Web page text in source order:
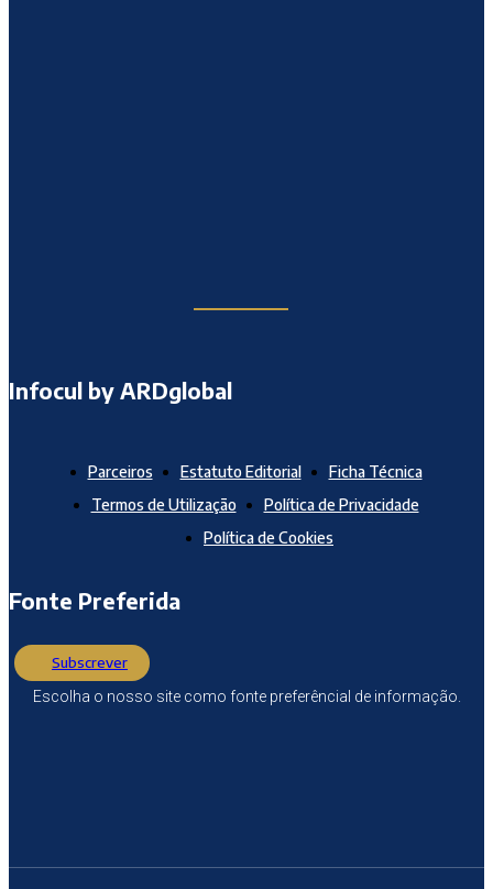
Infocul by ARDglobal
Parceiros Estatuto Editorial
Ficha Técnica
Termos de Utilização
Política de Privacidade
Política de Cookies
Fonte Preferida
Subscrever
Escolha o nosso site como fonte preferêncial de informação.